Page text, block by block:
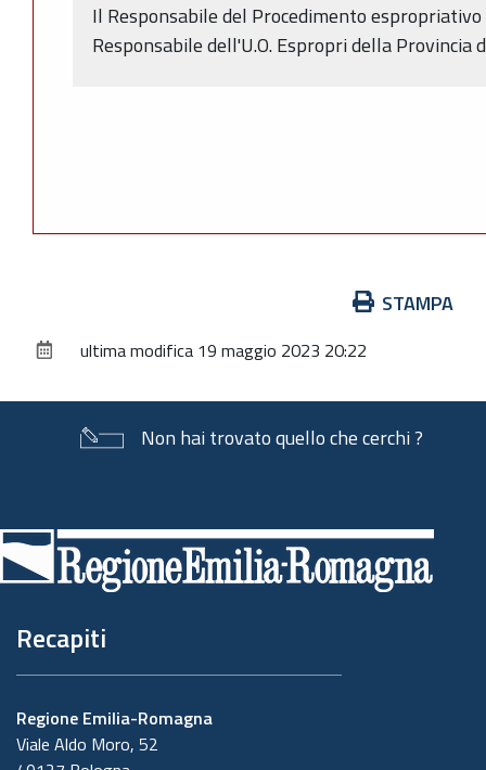
Il Responsabile del Procedimento
Responsabile dell'U.O. Espropri della Provincia
documento
STAMPA
ultima modifica 19 maggio 2023 20:22
Non hai trovato quello che cerchi ?
di
pagina
Recapiti
Regione Emilia-Romagna
Viale Aldo Moro, 52